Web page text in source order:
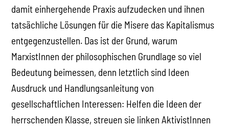
damit einhergehende Praxis aufzudecken und ihnen
tatsächliche Lösungen für die Misere das Kapitalismus
entgegenzustellen. Das ist der Grund, warum
MarxistInnen der philosophischen Grundlage so viel
Bedeutung beimessen, denn letztlich sind Ideen
Ausdruck und Handlungsanleitung von
gesellschaftlichen Interessen: Helfen die Ideen der
herrschenden Klasse, streuen sie linken AktivistInnen